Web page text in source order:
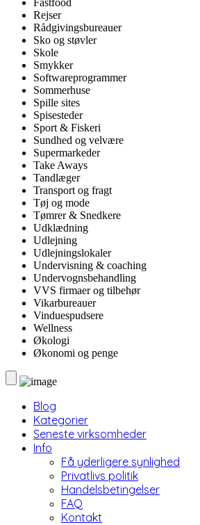
Fastfood
Rejser
Rådgivingsbureauer
Sko og støvler
Skole
Smykker
Softwareprogrammer
Sommerhuse
Spille sites
Spisesteder
Sport & Fiskeri
Sundhed og velvære
Supermarkeder
Take Aways
Tandlæger
Transport og fragt
Tøj og mode
Tømrer & Snedkere
Udklædning
Udlejning
Udlejningslokaler
Undervisning & coaching
Undervognsbehandling
VVS firmaer og tilbehør
Vikarbureauer
Vinduespudsere
Wellness
Økologi
Økonomi og penge
Blog
Kategorier
Seneste virksomheder
Info
Få yderligere synlighed
Privatlivs politik
Handelsbetingelser
FAQ
Kontakt